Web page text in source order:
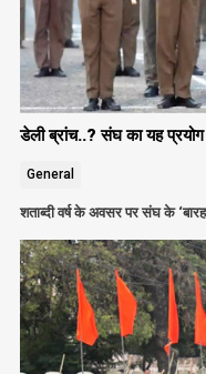
डेली ब्रांच..? संघ का यह
General
शताब्दी वर्ष के अवसर पर संघ के